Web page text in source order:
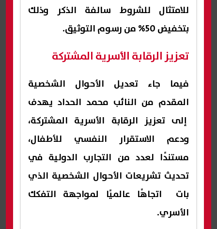
للامتثال للشروط سالفة الذكر وذلك
بتخفيض 50% من رسوم التوثيق.
تعزيز الرقابة الأسرية المشتركة
فيما جاء تعديل الأحوال الشخصية
المقدم من النائب محمد الحداد يهدف
إلى تعزيز الرقابة الأسرية المشتركة،
ودعم الاستقرار النفسي للأطفال،
مستندًا لعدد من التجارب الدولية في
تحديث تشريعات الأحوال الشخصية الذي
بات اتجاهًا عالميًا لمواجهة التفكك
الأسري.